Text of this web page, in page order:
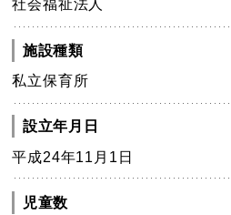
社会福祉法人
施設種類
私立保育所
設立年月日
平成24年11月1日
児童数